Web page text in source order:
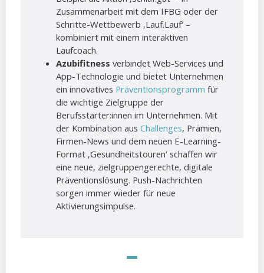
Zusammenarbeit mit dem IFBG oder der
Schritte-Wettbewerb ‚Lauf.Lauf‘ –
kombiniert mit einem interaktiven
Laufcoach.
Azubifitness verbindet Web-Services und
App-Technologie und bietet Unternehmen
ein innovatives Präventionsprogramm für
die wichtige Zielgruppe der
Berufsstarter:innen im Unternehmen. Mit
der Kombination aus Challenges, Prämien,
Firmen-News und dem neuen E-Learning-
Format ‚Gesundheitstouren‘ schaffen wir
eine neue, zielgruppengerechte, digitale
Präventionslösung. Push-Nachrichten
sorgen immer wieder für neue
Aktivierungsimpulse.